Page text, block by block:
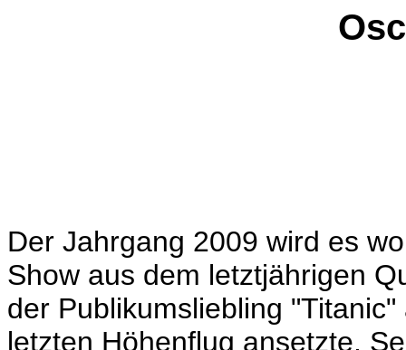
Der Jahrgang 2009 wird es
Show aus dem letztjährigen
der Publikumsliebling
letzten Höhenflug ansetzte.